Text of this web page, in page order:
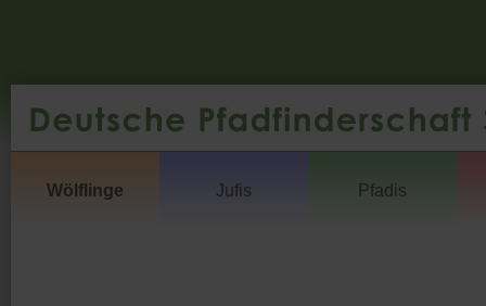
Wölflinge Jufis Pfadis